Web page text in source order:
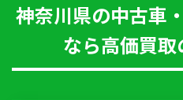
神奈川県の中古車
なら高価買取